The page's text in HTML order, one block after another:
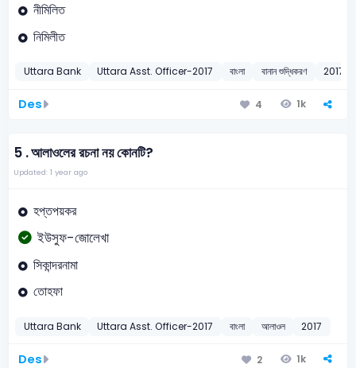
নীমিলিত
নিমিলীত
Uttara Bank Uttara Asst. Officer-2017 বাংলা বানান শুদ্ধিকরণ 2017
Des 4 1k
5 .আলাওলের রচনা নয় কোনটি?
Updated: 1 year ago
হপ্তপয়কর
ইউসুফ-জোলেখা
সিকান্দরনামা
তোহফা
Uttara Bank Uttara Asst. Officer-2017 বাংলা আলাওল 2017
Des 2 1k